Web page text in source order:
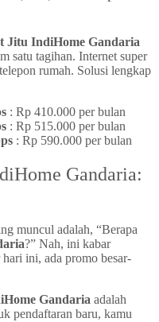
Jitu IndiHome Gandaria
satu tagihan. Internet super
rumah. Solusi lengkap
: Rp 410.000 per bulan
: Rp 515.000 per bulan
: Rp 590.000 per bulan
Gandaria:
muncul adalah, “Berapa
?” Nah, ini kabar
ini, ada promo besar-
Gandaria adalah
pendaftaran baru, kamu